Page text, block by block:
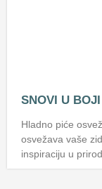
SNOVI U
Hladno piće
osvežava vaše
inspiraciju u